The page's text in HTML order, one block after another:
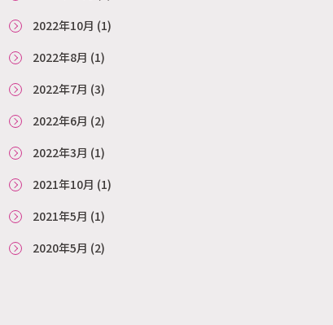
2022年10月 (1)
2022年8月 (1)
2022年7月 (3)
2022年6月 (2)
2022年3月 (1)
2021年10月 (1)
2021年5月 (1)
2020年5月 (2)